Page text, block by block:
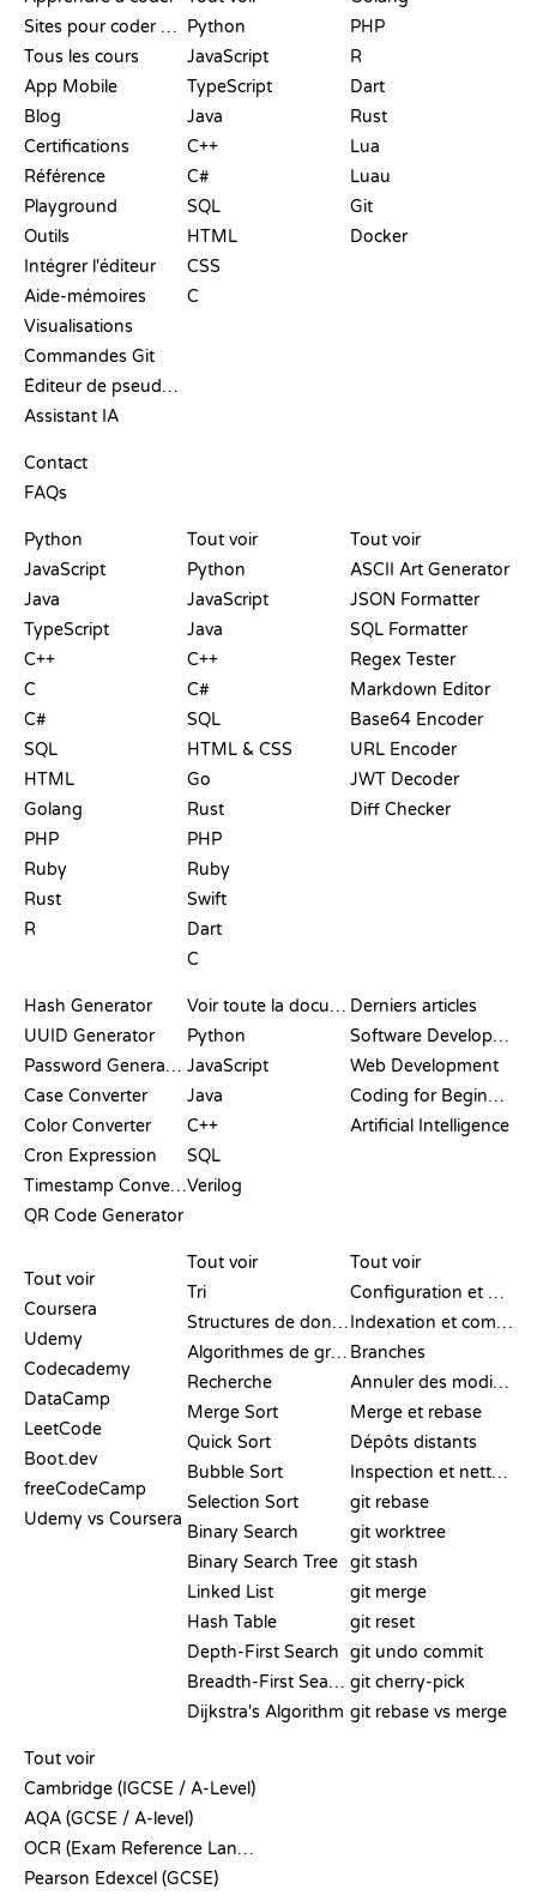
Sites pour coder gratuitement
Tous les cours
App Mobile
Blog
Certifications
Référence
Playground
Outils
Intégrer l'éditeur
Aide-mémoires
Visualisations
Commandes Git
Éditeur de pseudo-code
Assistant IA
Contact
FAQs
Python
JavaScript
TypeScript
Java
C++
C#
SQL
HTML
CSS
C
PHP
R
Dart
Rust
Lua
Luau
Git
Docker
Python
JavaScript
Java
TypeScript
C++
C
C#
SQL
HTML
Golang
PHP
Ruby
Rust
R
Tout voir
Python
JavaScript
Java
C++
C#
SQL
HTML & CSS
Go
Rust
PHP
Ruby
Swift
Dart
C
Tout voir
ASCII Art Generator
JSON Formatter
SQL Formatter
Regex Tester
Markdown Editor
Base64 Encoder
URL Encoder
JWT Decoder
Diff Checker
Hash Generator
UUID Generator
Password Generator
Case Converter
Color Converter
Cron Expression
Timestamp Converter
QR Code Generator
Voir toute la documentation
Python
JavaScript
Java
C++
SQL
Verilog
Derniers articles
Software Development
Web Development
Coding for Beginners
Artificial Intelligence
Tout voir
Coursera
Udemy
Codecademy
DataCamp
LeetCode
Boot.dev
freeCodeCamp
Udemy vs Coursera
Tout voir
Tri
Structures de données
Algorithmes de graphes
Recherche
Merge Sort
Quick Sort
Bubble Sort
Selection Sort
Binary Search
Binary Search Tree
Linked List
Hash Table
Depth-First Search
Breadth-First Search
Dijkstra's Algorithm
Tout voir
Configuration et mise en place
Indexation et commit
Branches
Annuler des modifications
Merge et rebase
Dépôts distants
Inspection et nettoyage
git rebase
git worktree
git stash
git merge
git reset
git undo commit
git cherry-pick
git rebase vs merge
Tout voir
Cambridge (IGCSE / A-Level)
AQA (GCSE / A-level)
OCR (Exam Reference Language)
Pearson Edexcel (GCSE)